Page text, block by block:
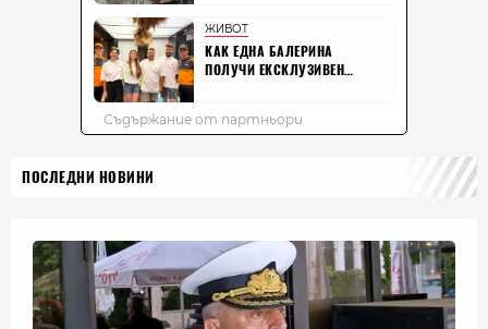
ПОСЛЕДНИ НОВИНИ